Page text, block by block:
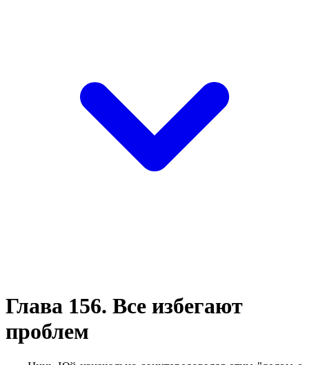
Глава 156. Все избегают
проблем